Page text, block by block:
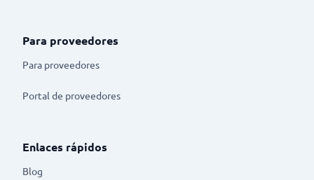
Para proveedores
Para proveedores
Portal de proveedores
Enlaces rápidos
Blog